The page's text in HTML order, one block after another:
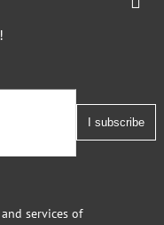
services of